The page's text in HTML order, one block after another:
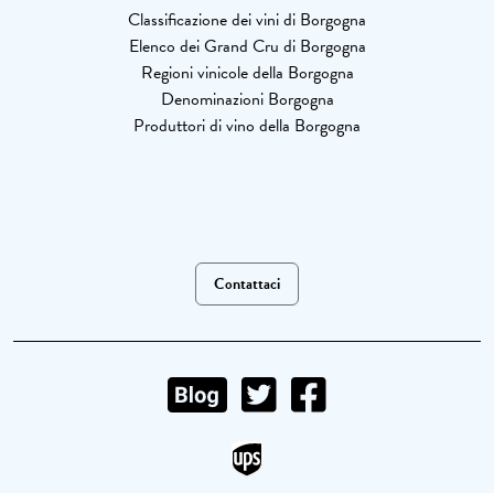
Classificazione dei vini di Borgogna
Elenco dei Grand Cru di Borgogna
Regioni vinicole della Borgogna
Denominazioni Borgogna
Produttori di vino della Borgogna
Contattaci